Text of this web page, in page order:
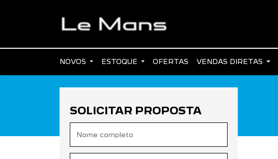
NOVOS ESTOQUE OFERTAS VENDAS DIRETAS
SOLICITAR PROPOSTA